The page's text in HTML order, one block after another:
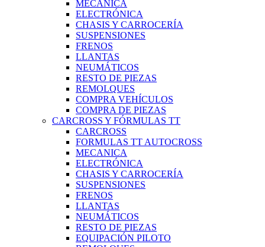
MECÁNICA
ELECTRÓNICA
CHASIS Y CARROCERÍA
SUSPENSIONES
FRENOS
LLANTAS
NEUMÁTICOS
RESTO DE PIEZAS
REMOLQUES
COMPRA VEHÍCULOS
COMPRA DE PIEZAS
CARCROSS Y FÓRMULAS TT
CARCROSS
FORMULAS TT AUTOCROSS
MECANICA
ELECTRÓNICA
CHASIS Y CARROCERÍA
SUSPENSIONES
FRENOS
LLANTAS
NEUMÁTICOS
RESTO DE PIEZAS
EQUIPACIÓN PILOTO